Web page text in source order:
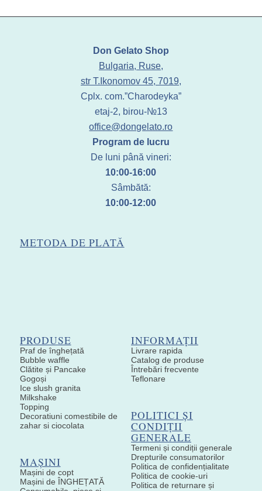
Don Gelato Shop
Bulgaria, Ruse,
str T.Ikonomov 45, 7019,
Cplx. com.”Charodeyka”
etaj-2, birou-№13
office@dongelato.ro
Program de lucru
De luni până vineri:
10:00-16:00
Sâmbătă:
10:00-12:00
METODA DE PLATĂ
PRODUSE
Praf de înghețată
Bubble waffle
Clătite și Pancake
Gogoși
Ice slush granita
Milkshake
Topping
Decoratiuni comestibile de
zahar si ciocolata
MAȘINI
Mașini de copt
Mașini de ÎNGHEȚATĂ
INFORMAȚII
Livrare rapida
Catalog de produse
Întrebări frecvente
Teflonare
POLITICI ȘI
CONDIȚII
GENERALE
Termeni și condiții generale
Drepturile consumatorilor
Politica de confidențialitate
Politica de cookie-uri
Politica de returnare și